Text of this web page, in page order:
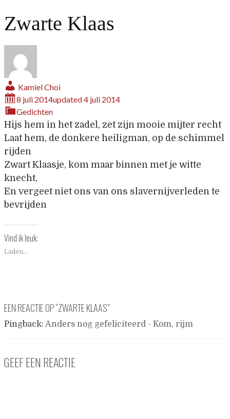
Zwarte Klaas
Kamiel Choi
8 juli 2014updated4 juli 2014
Gedichten
Hijs hem in het zadel, zet zijn mooie mijter recht
Laat hem, de donkere heiligman, op de schimmel
rijden
Zwart Klaasje, kom maar binnen met je witte
knecht,
En vergeet niet ons van ons slavernijverleden te
bevrijden
Vind ik leuk:
Laden...
EEN REACTIE OP “ZWARTE KLAAS”
Pingback: Anders nog gefeliciteerd - Kom, rijm
GEEF EEN REACTIE